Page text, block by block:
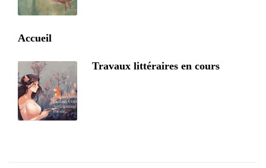
Accueil
Travaux littéraires en cours